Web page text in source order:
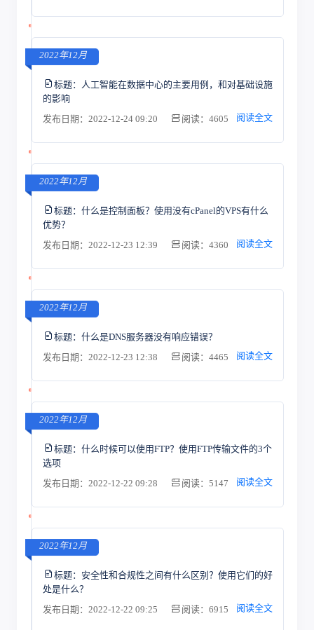
2022年12月
标题：
人工智能在数据中心的主要用例，和对基础设施
的影响
发布日期：2022-12-24 09:20
阅读：4605 阅读全文
2022年12月
标题： 什么是控制面板？使用没有cPanel的VPS有什么
优势？
发布日期：2022-12-23 12:39
阅读：4360 阅读全文
2022年12月
标题： 什么是DNS服务器没有响应错误？
发布日期：2022-12-23 12:38
阅读：4465 阅读全文
2022年12月
标题： 什么时候可以使用FTP？使用FTP传输文件的3个
选项
发布日期：2022-12-22 09:28
阅读：5147 阅读全文
2022年12月
标题： 安全性和合规性之间有什么区别？使用它们的好
处是什么？
发布日期：2022-12-22 09:25
阅读：6915 阅读全文